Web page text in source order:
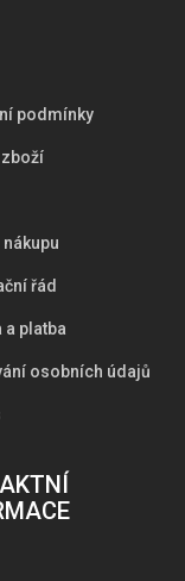
podmínky
nákupu
řád
a platba
osobních údajů